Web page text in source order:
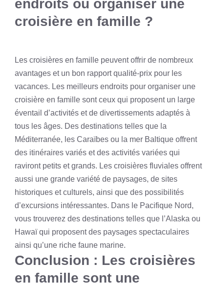
endroits où organiser une
croisière en famille ?
Les croisières en famille peuvent offrir de nombreux
avantages et un bon rapport qualité-prix pour les
vacances. Les meilleurs endroits pour organiser une
croisière en famille sont ceux qui proposent un large
éventail d’activités et de divertissements adaptés à
tous les âges. Des destinations telles que la
Méditerranée, les Caraïbes ou la mer Baltique offrent
des itinéraires variés et des activités variées qui
raviront petits et grands. Les croisières fluviales offrent
aussi une grande variété de paysages, de sites
historiques et culturels, ainsi que des possibilités
d’excursions intéressantes. Dans le Pacifique Nord,
vous trouverez des destinations telles que l’Alaska ou
Hawaï qui proposent des paysages spectaculaires
ainsi qu’une riche faune marine.
Conclusion : Les croisières
en famille sont une